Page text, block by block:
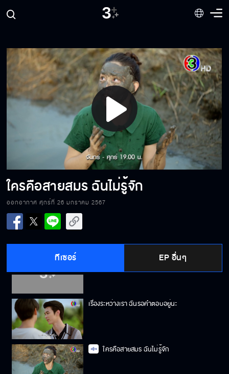
Play
Video
ใครคือสายสมร ฉันไม่รู้จัก
ออกอากาศ ศุกร์ที่ 26 มกราคม 2567
ทีเซอร์ EP อื่นๆ
สู้เพื่อผู้หญิงที่ฉันรัก
นางฟ้าเสกมนต์ให้แล้ว เดี๋ยวก็หาย
คุณสายสมร สวยเสมอ
ห้ามยุ่งกับน้องสาวฉันเรื่องนี้เด็ดขาด
เรื่องระหว่างเรา ฉันรอคำตอบอยู่นะ
ใครคือสายสมร ฉันไม่รู้จัก